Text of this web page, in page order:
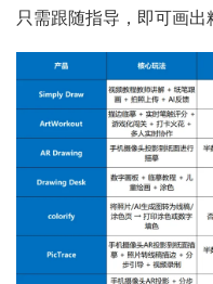
只需跟随指导，即可画出